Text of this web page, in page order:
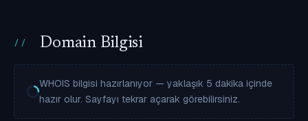
Domain Bilgisi
WHOIS bilgisi hazırlanıyor — yaklaşık 5 dakika içinde
hazır olur. Sayfayı tekrar açarak görebilirsiniz.